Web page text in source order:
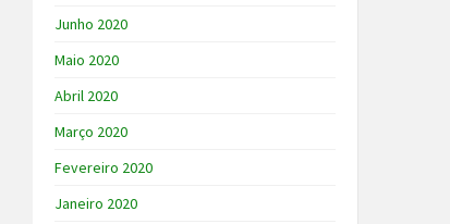
Junho 2020
Maio 2020
Abril 2020
Março 2020
Fevereiro 2020
Janeiro 2020